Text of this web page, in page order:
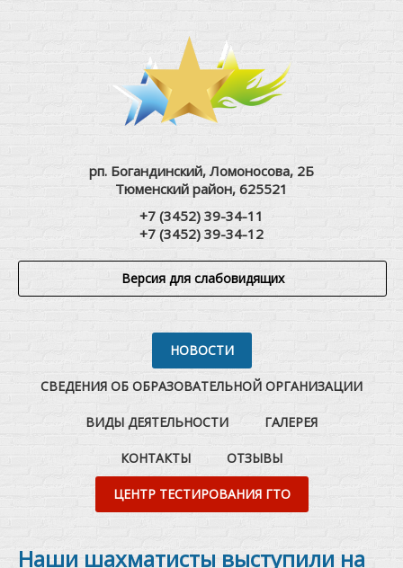
рп. Богандинский, Ломоносова, 2Б
Тюменский район, 625521
+7 (3452) 39-34-11
+7 (3452) 39-34-12
Версия для слабовидящих
НОВОСТИ
СВЕДЕНИЯ ОБ ОБРАЗОВАТЕЛЬНОЙ ОРГАНИЗАЦИИ
ВИДЫ ДЕЯТЕЛЬНОСТИ ГАЛЕРЕЯ
КОНТАКТЫ ОТЗЫВЫ
ЦЕНТР ТЕСТИРОВАНИЯ ГТО
Наши шахматисты выступили на